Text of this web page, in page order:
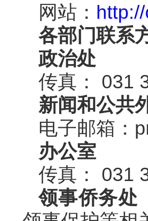
网站：
各部门联系
政治处
传真： 031
新闻和公共
电子邮箱：
办公室
传真： 031
领事侨务处